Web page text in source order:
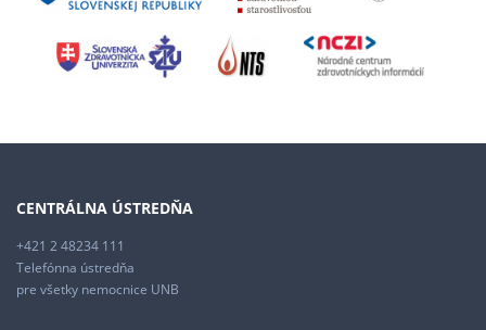
CENTRÁLNA ÚSTREDŇA
+421 2 48234 111
Telefónna ústredňa
pre všetky nemocnice UNB